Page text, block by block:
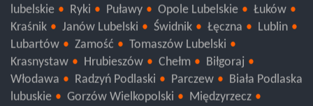
Świecie
Tuchola
lubelskie
Ryki Puławy Opole Lubelskie
Łuków
Kraśnik
Janów Lubelski Świdnik Łęczna
Lubartów
Zamość
Tomaszów Lubelski
Krasnystaw
Hrubieszów Chełm
Biłgoraj
Włodawa
Radzyń Podlaski Parczew
Biała Podlaska